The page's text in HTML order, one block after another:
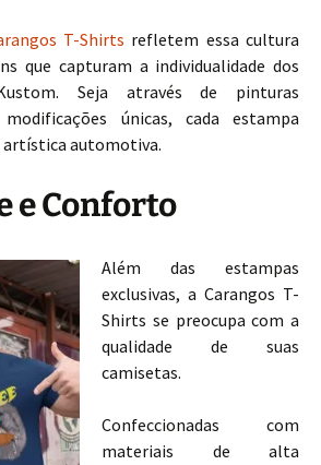
T-Shirts refletem essa cultura
que capturam a individualidade dos
Seja através de pinturas
únicas, cada estampa
artística automotiva.
e Conforto
Além das estampas
exclusivas, a Carangos T-
Shirts se preocupa com a
qualidade de suas
camisetas.
Confeccionadas com
materiais de alta